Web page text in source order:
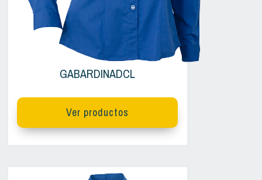
GABARDINADCL
Ver productos